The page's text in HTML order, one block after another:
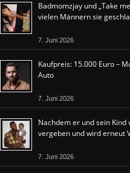
Badmomzjay und „Take
vielen Männern sie
7. Juni 2026
Kaufpreis: 15.000 Euro –
Auto
7. Juni 2026
Nachdem er und sein
vergeben und wird erneut
7. Juni 2026